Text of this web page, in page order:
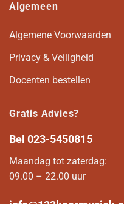
Algemeen
Algemene Voorwaarden
Privacy & Veiligheid
Docenten bestellen
Gratis Advies?
Bel 023-5450815
Maandag tot zaterdag:
09.00 – 22.00 uur